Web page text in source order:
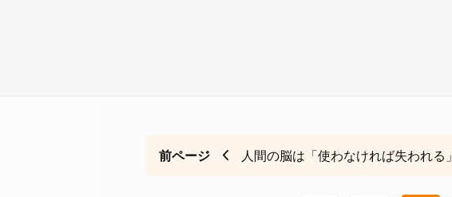
前ページ 人間の脳は「使わなければ失われる」